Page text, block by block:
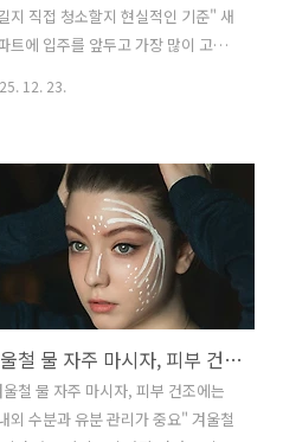
지 직접 청소할지 현실적인 기준" 새
트에 입주를 앞두고 가장 많이 고민
티를 살펴보면 “새집인데 굳이 청소
필요하냐”, “셀프로 해도 충분하지 않
“업체 맡겼는데 오히려 실망했다” 같
다양한 경험담이 쏟아진다. 이처럼 의
이 갈리는 이유는 새아파트 입주청소의
성을 정확히 이해하지 못한 상태에서
하는 경우가 많기 때문이다. 우선 새
트라고 해서 깨끗할 것이라고 생각하
지만 실제로는 그렇지 않다. 공사 과
서 발생한 미세먼지, 시멘트 가루, 실
12. 23.
겨울철 물 자주 마시자, 피부 건조에는 체내외 수분과 유분 관리가 중요
철 물 자주 마시자, 피부 건조에는
외 수분과 유분 관리가 중요" 겨울철